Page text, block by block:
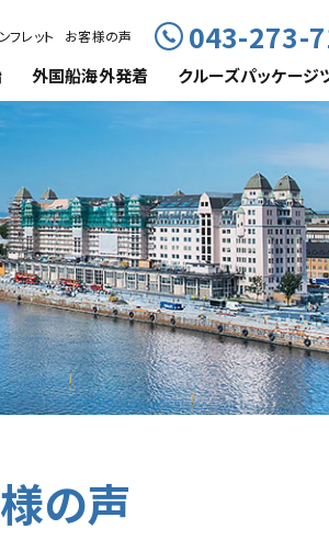
外国船海外発着 クルーズパッケージ
フレット お客様の声 043-273-
の声